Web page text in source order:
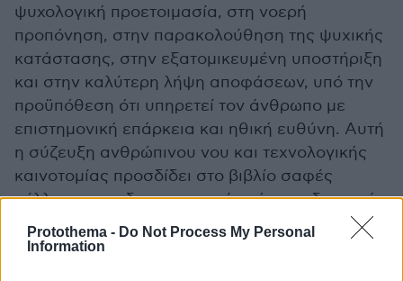
Protothema - Do Not Process My Personal
Information
ψυχολογική προετοιμασία, στη νοερή
προπόνηση, στην παρακολούθηση της ψυχικής
κατάστασης, στην εξατομικευμένη υποστήριξη
και στην καλύτερη λήψη αποφάσεων, υπό την
προϋπόθεση ότι υπηρετεί τον άνθρωπο με
επιστημονική επάρκεια και ηθική ευθύνη. Αυτή
η σύζευξη ανθρώπινου νου και τεχνολογικής
καινοτομίας προσδίδει στο βιβλίο σαφές
μέλλον και το διαφοροποιεί από παραδοσιακά
εγχειρίδια που μένουν αποκλειστικά σε
κλασικές προσεγγίσεις.